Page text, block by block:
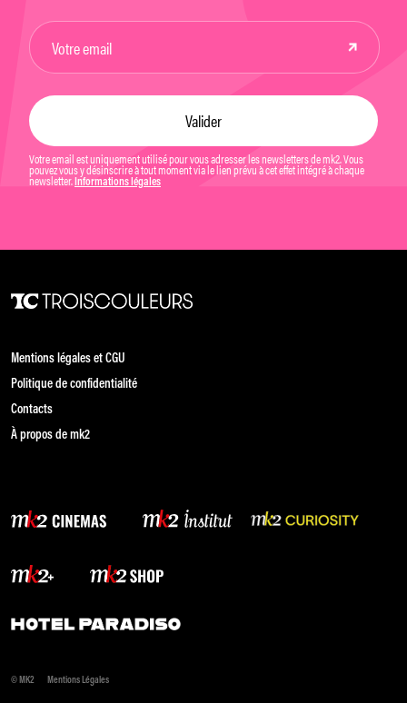
Votre email est uniquement utilisé pour vous adresser les newsletters de mk2. Vous
pouvez vous y désinscrire à tout moment via le lien prévu à cet effet intégré à chaque
newsletter. Informations légales
Mentions légales et CGU
Politique de confidentialité
Contacts
À propos de mk2
© MK2 Mentions Légales